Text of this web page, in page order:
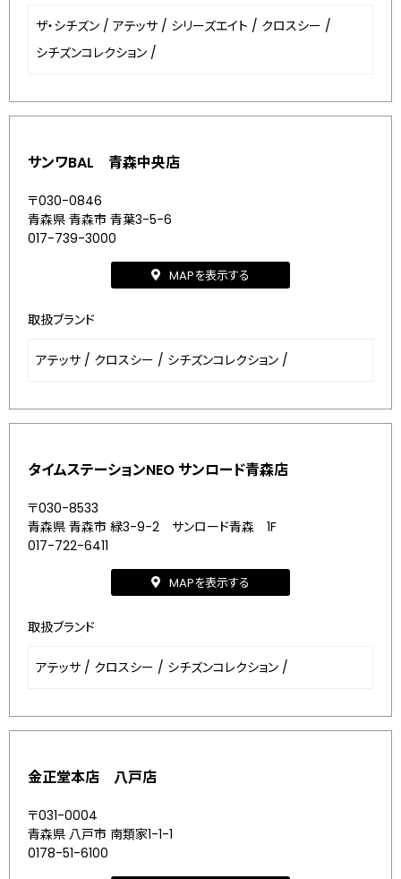
ザ・シチズン / アテッサ / シリーズエイト / クロスシー /
シチズンコレクション /
サンワBAL 青森中央店
〒030-0846
青森県 青森市 青葉3-5-6
017-739-3000
MAPを表示する
取扱ブランド
アテッサ / クロスシー / シチズンコレクション /
タイムステーションNEO サンロード青森店
〒030-8533
青森県 青森市 緑3-9-2 サンロード青森 1F
017-722-6411
MAPを表示する
取扱ブランド
アテッサ / クロスシー / シチズンコレクション /
金正堂本店 八戸店
〒031-0004
青森県 八戸市 南類家1-1-1
0178-51-6100